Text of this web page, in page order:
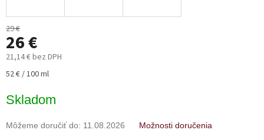
29 €
26 €
21,14 € bez DPH
Jednotková
52 € / 100 ml
Skladom
Môžeme doručiť do: 11.08.2026 Možnosti doručenia